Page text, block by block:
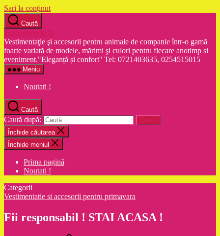
Sari la conținut
Caută
Euroanimode ®
Vestimentaţie şi accesorii pentru animale de companie într-o gamă
foarte variată de modele, mărimi şi culori pentru fiecare anotimp si
eveniment."Eleganță și confort'' Tel: 0721403635, 0254515015
Meniu
Noutati !
Caută
Caută după:
Închide căutarea
Închide meniul
Prima pagină
Noutati !
Categorii
Vestimentatie si accesorii pentru primavara
Fii responsabil ! STAI ACASA !